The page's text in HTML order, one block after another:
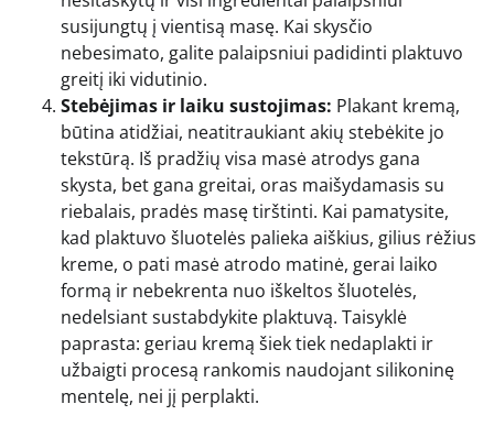
susijungtų į vientisą masę. Kai skysčio
nebesimato, galite palaipsniui padidinti plaktuvo
greitį iki vidutinio.
Stebėjimas ir laiku sustojimas: Plakant kremą,
būtina atidžiai, neatitraukiant akių stebėkite jo
tekstūrą. Iš pradžių visa masė atrodys gana
skysta, bet gana greitai, oras maišydamasis su
riebalais, pradės masę tirštinti. Kai pamatysite,
kad plaktuvo šluotelės palieka aiškius, gilius rėžius
kreme, o pati masė atrodo matinė, gerai laiko
formą ir nebekrenta nuo iškeltos šluotelės,
nedelsiant sustabdykite plaktuvą. Taisyklė
paprasta: geriau kremą šiek tiek nedaplakti ir
užbaigti procesą rankomis naudojant silikoninę
mentelę, nei jį perplakti.